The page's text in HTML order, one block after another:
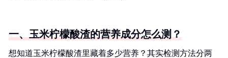
一、玉米柠檬酸渣的营养成分怎么测？
想知道玉米柠檬酸渣里藏着多少营养？其实检测方法分两